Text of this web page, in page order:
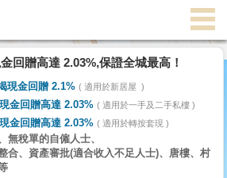
回贈高達 2.03%,保證全城最高！
現金回贈 2.1% 適用於新居屋
金回贈高達 2.03% 適用於一手及二手私樓
金回贈高達 2.03% 適用於轉按套現
無稅單的自僱人士、
合、資產審批(適合收入不足人士)、唐樓、村